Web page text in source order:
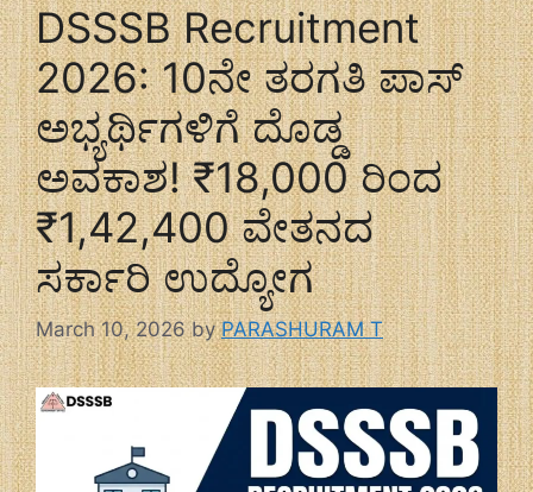
DSSSB Recruitment
2026: 10ನೇ ತರಗತಿ ಪಾಸ್
ಅಭ್ಯರ್ಥಿಗಳಿಗೆ ದೊಡ್ಡ
ಅವಕಾಶ! ₹18,000 ರಿಂದ
₹1,42,400 ವೇತನದ
ಸರ್ಕಾರಿ ಉದ್ಯೋಗ
March 10, 2026 byPARASHURAM T